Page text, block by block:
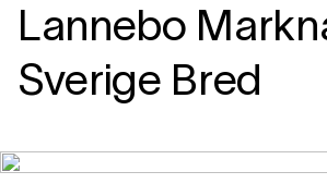
Lannebo
Sverige Bred